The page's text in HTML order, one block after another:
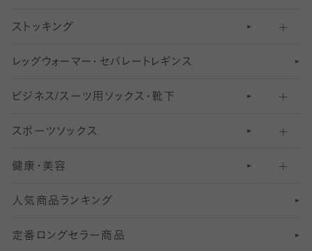
スニーカー（くるぶし）用ソックス
アンクル・ショートソックス（くるぶし上）
クルーソックス（ふくらはぎ下）
ハイソックス
オーバーニー・ニーハイソックス
31〜40デニールタイツ
41〜60デニールタイツ
61〜80デニールタイツ
81 〜110デニールタイツ
111〜210デニールタイツ
211デニールタイツ以上（防寒・厚手タイツ）
柄レギンス
無地レギンス
レギンスパンツ（レギパン）
マタニティレギンス
5 分丈
6 分丈レギンス
7 分丈 レギンス
ストッキング
伝線しにくいストッキング
ショートストッキング
結婚式用ストッキング
美脚ストッキング
オールスルーストッキング
レッ グ ウォー マー ・ セパレー ト レ ギンス
ビジネス/スーツ用 ソックス・靴下
匠シリーズ
フレッシャーズ向けソックス・靴下
冠婚葬祭向けソックス・靴下
スーツカジュアルソックス・靴下
スポーツソックス
ランニングソックス・靴下
ゴルフソックス・靴下
サッカー・フットサル用ソックス
健康・美容
インナーソックス
加圧・着圧ソックス
人気商品ランキング
定番ロングセラー商品